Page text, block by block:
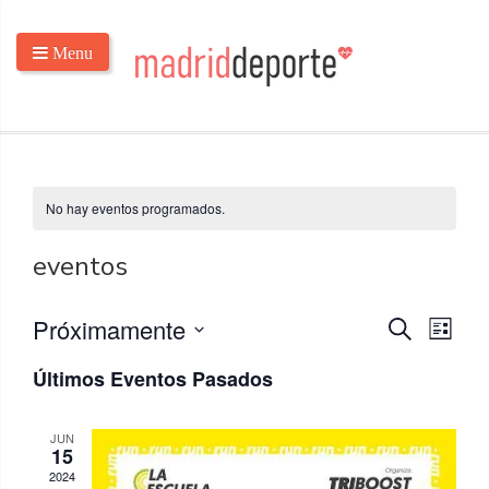
Menu
No hay eventos programados.
eventos
N
e
g
BuscarN
g
a
Lista
Próximamente
fecha.
Últimos Eventos Pasados
JUN
15
2024